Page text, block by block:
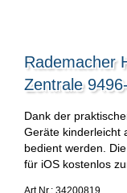
Rademacher
Zentrale
Dank der
Geräte kinderleicht
bedient werden.
für iOS kostenlos